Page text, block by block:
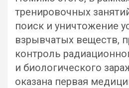
тренировочных
поиск и уничтожение
взрывчатых веществ,
контроль
и биологического
оказана первая